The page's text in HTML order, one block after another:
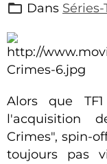
Dans Séries-
Alors que
l'acquisition
Crimes", spin-
toujours pas